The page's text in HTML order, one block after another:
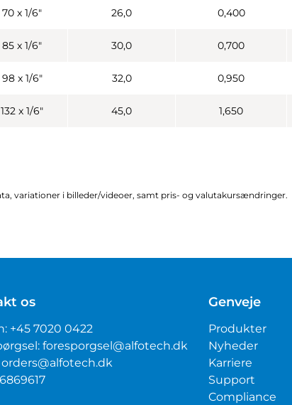
70 x 1/6" 26,0 0,400
85 x 1/6" 30,0 0,700
98 x 1/6" 32,0 0,950
132 x 1/6" 45,0 1,650
variationer i billeder/videoer, samt pris- og valutakursændringer.
os
+45 7020 0422
foresporgsel@alfotech.dk
orders@alfotech.dk
Genveje
Produkter
Nyheder
Karriere
Support
Compliance